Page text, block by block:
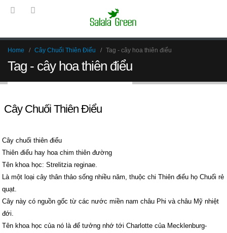
Home Cây Chuối Thiên Điểu Tag - cây hoa thiên điểu
Tag - cây hoa thiên điểu
Cây Chuối Thiên Điểu
Cây chuối thiên điểu
Thiên điểu hay hoa chim thiên đường
Tên khoa học: Strelitzia reginae.
Là một loại cây thân thảo sống nhiều năm, thuộc chi Thiên điểu họ Chuối rẻ
quạt.
Cây này có nguồn gốc từ các nước miền nam châu Phi và châu Mỹ nhiệt
đới.
Tên khoa học của nó là để tưởng nhớ tới Charlotte của Mecklenburg-